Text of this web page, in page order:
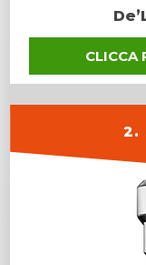
CLICCA
2.